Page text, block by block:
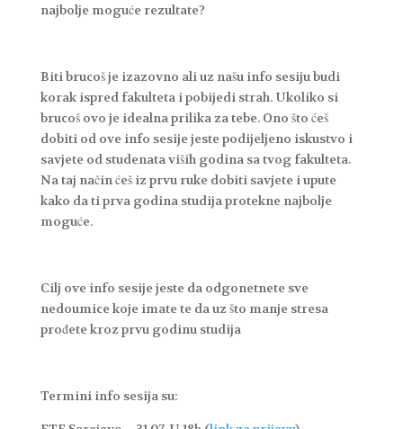
najbolje moguće rezultate?
Biti brucoš je izazovno ali uz našu info sesiju budi
korak ispred fakulteta i pobijedi strah. Ukoliko si
brucoš ovo je idealna prilika za tebe. Ono što ćeš
dobiti od ove info sesije jeste podijeljeno iskustvo i
savjete od studenata viših godina sa tvog fakulteta.
Na taj način ćeš iz prvu ruke dobiti savjete i upute
kako da ti prva godina studija protekne najbolje
moguće.
Cilj ove info sesije jeste da odgonetnete sve
nedoumice koje imate te da uz što manje stresa
prođete kroz prvu godinu studija
Termini info sesija su: